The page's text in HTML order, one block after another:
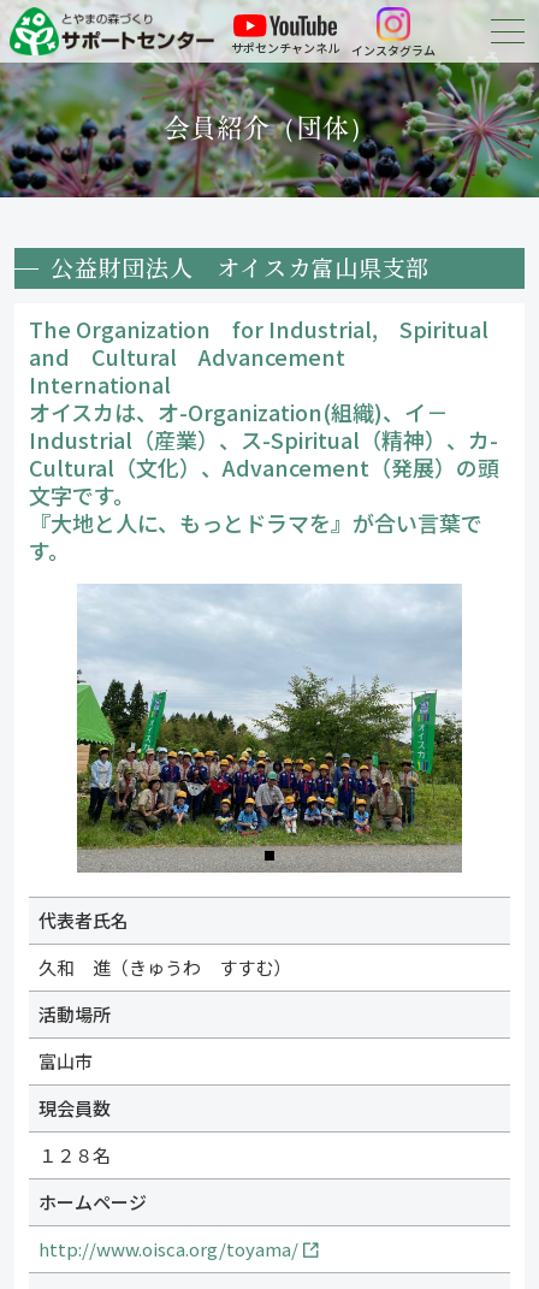
サポセンチャンネル インスタグラム
森づくりについて
森づくりに参加する
申請・報告等のダウンロード
お問い合わせ
会員紹介（団体）
公益財団法人 オイスカ富山県支部
The Organization for Industrial, Spiritual
and Cultural Advancement
International
オイスカは、オ-Organization(組織)、イ－
Industrial（産業）、ス-Spiritual（精神）、カ-
Cultural（文化）、Advancement（発展）の頭
文字です。
『大地と人に、もっとドラマを』が合い言葉で
す。
代表者氏名
久和 進（きゅうわ すすむ）
活動場所
富山市
現会員数
１２８名
ホームページ
http://www.oisca.org/toyama/